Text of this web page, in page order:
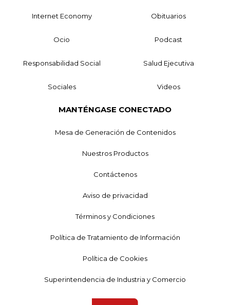
Internet Economy Obituarios
Ocio Podcast
Responsabilidad Social Salud Ejecutiva
Sociales Videos
MANTÉNGASE CONECTADO
Mesa de Generación de Contenidos
Nuestros Productos
Contáctenos
Aviso de privacidad
Términos y Condiciones
Política de Tratamiento de Información
Política de Cookies
Superintendencia de Industria y Comercio